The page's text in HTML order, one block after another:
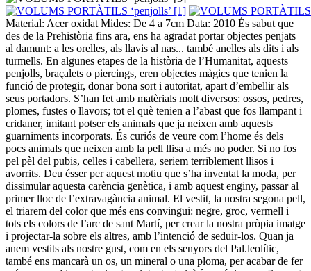
Material: Acer oxidat Mides: De 4 a 7cm Data: 2010 És sabut que
des de la Prehistòria fins ara, ens ha agradat portar objectes penjats
al damunt: a les orelles, als llavis al nas... també anelles als dits i als
turmells. En algunes etapes de la història de l’Humanitat, aquests
penjolls, braçalets o piercings, eren objectes màgics que tenien la
funció de protegir, donar bona sort i autoritat, apart d’embellir als
seus portadors. S’han fet amb matèrials molt diversos: ossos, pedres,
plomes, fustes o llavors; tot el què tenien a l’abast que fos llampant i
cridaner, imitant potser els animals que ja neixen amb aquests
guarniments incorporats. És curiós de veure com l’home és dels
pocs animals que neixen amb la pell llisa a més no poder. Si no fos
pel pèl del pubis, celles i cabellera, seriem terriblement llisos i
avorrits. Deu ésser per aquest motiu que s’ha inventat la moda, per
dissimular aquesta carència genètica, i amb aquest enginy, passar al
primer lloc de l’extravagància animal. El vestit, la nostra segona pell,
el triarem del color que més ens convingui: negre, groc, vermell i
tots els colors de l’arc de sant Martí, per crear la nostra pròpia imatge
i projectar-la sobre els altres, amb l’intenció de seduir-los. Quan ja
anem vestits als nostre gust, com en els senyors del Pal.leolític,
també ens mancarà un os, un mineral o una ploma, per acabar de fer